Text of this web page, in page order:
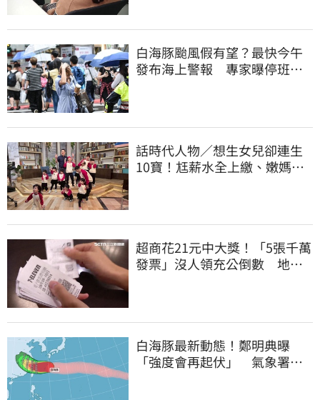
白海豚颱風假有望？最快今午
發布海上警報 專家曝停班停
話時代人物／想生女兒卻連生
10寶！尪薪水全上繳、嫩媽吐
超商花21元中大獎！「5張千萬
發票」沒人領充公倒數 地點
白海豚最新動態！鄭明典曝
「強度會再起伏」 氣象署：